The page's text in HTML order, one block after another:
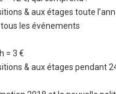
& aux étages toute
les événements
= 3 €
& aux étages pendant